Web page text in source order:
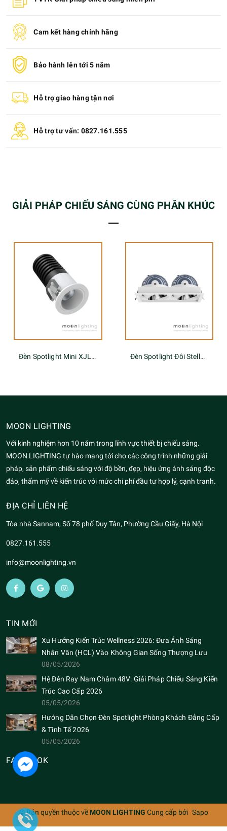
Cam kết hàng chính hãng
Bảo hành lên tới 5 năm
Hỗ trợ giao hàng tận nơi
Hỗ trợ tư vấn: 0827.161.555
GIẢI PHÁP CHIẾU SÁNG CÙNG PHÂN KHÚC
Đèn Spotlight Mini XJL Series Đèn Spotlight Đôi Stella PK-2-LENS Series
MOON LIGHTING
Với kinh nghiệm hơn 10 năm trong lĩnh vực thiết bị chiếu sáng.
MOON LIGHTING tự hào mang tới cho các công trình những giải
pháp, sản phẩm chiếu sáng với độ bền, đẹp, hiệu ứng ánh sáng độc
đáo, thẩm mỹ về kiến trúc với mức chi phí đầu tư hợp lý, cạnh tranh.
ĐỊA CHỈ LIÊN HỆ
Tòa nhà Sannam, Số 78 phố Duy Tân, Phường Cầu Giấy, Hà Nội
0827.161.555
info@moonlighting.vn
TIN MỚI
Xu Hướng Kiến Trúc Wellness 2026: Đưa Ánh Sáng
Nhân Văn (HCL) Vào Không Gian Sống Thượng Lưu
08/05/2026
Hệ Đèn Ray Nam Châm 48V: Giải Pháp Chiếu Sáng Kiến
Trúc Cao Cấp 2026
05/05/2026
Hướng Dẫn Chọn Đèn Spotlight Phòng Khách Đẳng Cấp
& Tinh Tế 2026
05/05/2026
FACEBOOK
© Bản quyền thuộc về MOON LIGHTING Cung cấp bởi Sapo